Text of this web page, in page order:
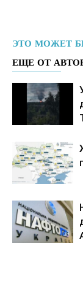
ЭТО МОЖЕТ
ЕЩЕ ОТ